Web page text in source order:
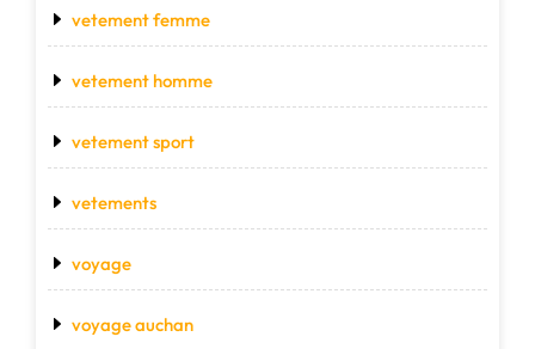
vetement femme
vetement homme
vetement sport
vetements
voyage
voyage auchan